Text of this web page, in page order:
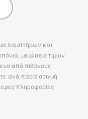
λαμπτήρων και
μειώσεις τιμών
από πιθανούς
ανά πάσα στιγμή
πληροφορίες